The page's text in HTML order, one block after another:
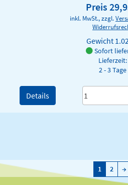
Preis
inkl. MwSt., zzgl.
Gewicht
Sofort
Lieferzeit:
2 - 3 Tage
Details
1 2 →